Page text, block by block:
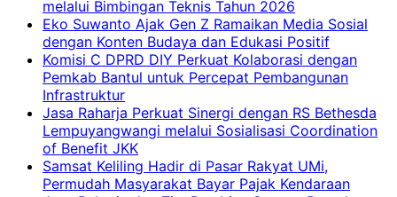
melalui Bimbingan Teknis Tahun 2026
Eko Suwanto Ajak Gen Z Ramaikan Media Sosial
dengan Konten Budaya dan Edukasi Positif
Komisi C DPRD DIY Perkuat Kolaborasi dengan
Pemkab Bantul untuk Percepat Pembangunan
Infrastruktur
Jasa Raharja Perkuat Sinergi dengan RS Bethesda
Lempuyangwangi melalui Sosialisasi Coordination
of Benefit JKK
Samsat Keliling Hadir di Pasar Rakyat UMi,
Permudah Masyarakat Bayar Pajak Kendaraan